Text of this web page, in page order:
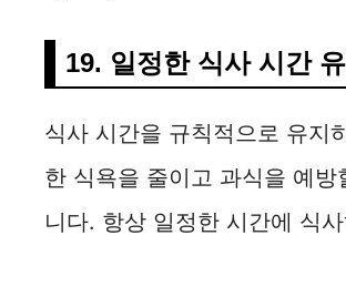
19. 일정한 식사 시간 유
식사 시간을 규칙적으로 유지
한 식욕을 줄이고 과식을 예방
니다. 항상 일정한 시간에 식